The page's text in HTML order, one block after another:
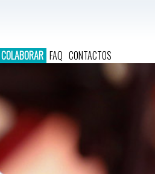
COLABORAR FAQ CONTACTOS